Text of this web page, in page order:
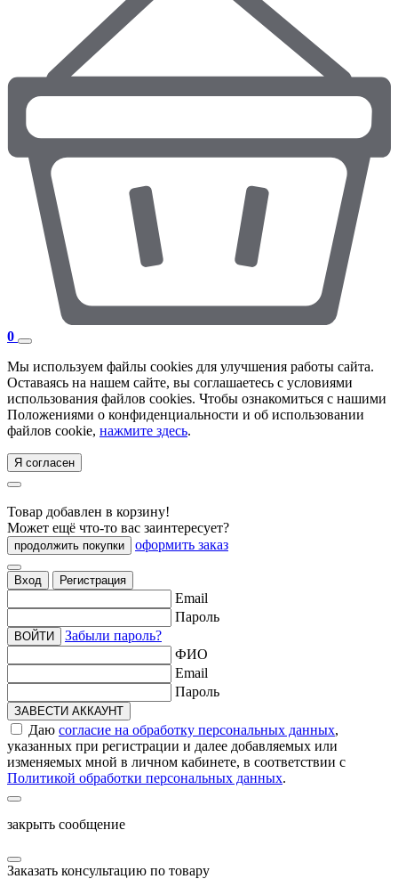
0
Мы используем файлы cookies для улучшения работы сайта.
Оставаясь на нашем сайте, вы соглашаетесь с условиями
использования файлов cookies. Чтобы ознакомиться с нашими
Положениями о конфиденциальности и об использовании
файлов cookie, нажмите здесь.
Я согласен
Товар добавлен в корзину!
Может ещё что-то вас заинтересует?
продолжить покупки оформить заказ
Вход Регистрация
Email
Пароль
ВОЙТИ
Забыли пароль?
ФИО
Email
Пароль
ЗАВЕСТИ АККАУНТ
Даю согласие на обработку персональных данных,
указанных при регистрации и далее добавляемых или
изменяемых мной в личном кабинете, в соответствии с
Политикой обработки персональных данных.
закрыть сообщение
Заказать консультацию по товару